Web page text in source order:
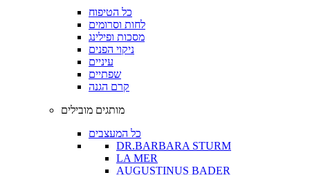
כל הטיפוח
לחות וסרומים
מסכות ופילינג
ניקוי הפנים
עיניים
שפתיים
קרם הגנה
מותגים מובילים
כל המעצבים
DR.BARBARA STURM
LA MER
AUGUSTINUS BADER